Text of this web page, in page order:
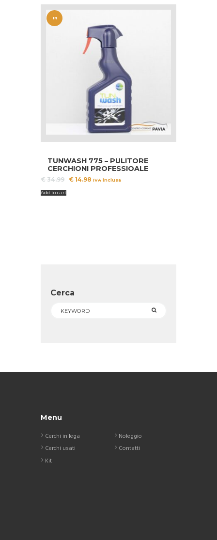
IN
TUNWASH 775 – PULITORE
CERCHIONI PROFESSIOALE
€34.99 Il
€ 14.98 IlIVA inclusa
Add to cart
Cerca
Menu
Cerchi in lega
Cerchi usati
Kit
Noleggio
Contatti